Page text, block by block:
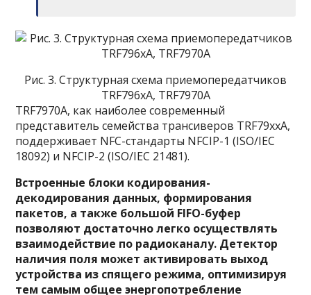
Рис. 3. Структурная схема приемопередатчиков
TRF796xA, TRF7970A
TRF7970A, как наиболее современный
представитель семейства трансиверов TRF79xxA,
поддерживает NFC-стандарты NFCIP-1 (ISO/IEC
18092) и NFCIP-2 (ISO/IEC 21481).
Встроенные блоки кодирования-
декодирования данных, формирования
пакетов, а также большой FIFO-буфер
позволяют достаточно легко осуществлять
взаимодействие по радиоканалу. Детектор
наличия поля может активировать выход
устройства из спящего режима, оптимизируя
тем самым общее энергопотребление